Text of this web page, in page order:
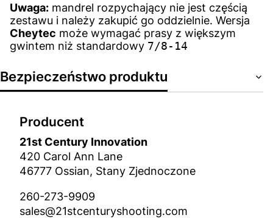
Uwaga: mandrel rozpychający nie jest częścią
zestawu i należy zakupić go oddzielnie. Wersja
Cheytec może wymagać prasy z większym
gwintem niż standardowy 7/8-14
Bezpieczeństwo produktu
Producent
21st Century Innovation
420 Carol Ann Lane
46777 Ossian, Stany Zjednoczone
260-273-9909
sales@21stcenturyshooting.com